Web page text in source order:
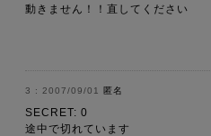
動きません！！直してください
2007/09/01 匿名
SECRET: 0
途中で切れています